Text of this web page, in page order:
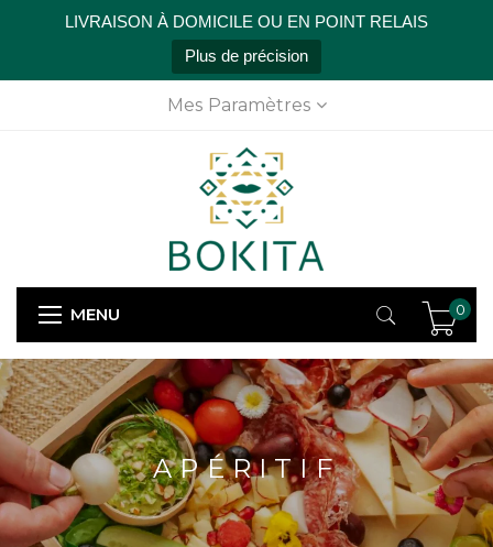
LIVRAISON À DOMICILE OU EN POINT RELAIS
Plus de précision
Mes Paramètres
MENU 0
APÉRITIF